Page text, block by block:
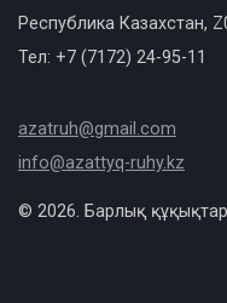
Республика Казахстан,
Тел: +7 (7172) 24-95-11
azatruh@gmail.com
info@azattyq-ruhy.kz
© 2026. Барлық құқықтар